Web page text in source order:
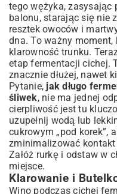
tego wężyka, zasysając
balonu, starając się nie
resztek owoców i
dna. To ważny moment,
klarowność trunku.
etap fermentacji cichej.
znacznie dłużej, nawet
Pytanie, jak długo
śliwek, nie ma jednej
cierpliwość jest tu
uzupełnij wodą lub
cukrowym „pod korek”,
zminimalizować
Załóż rurkę i odstaw w
miejsce.
Klarowanie i
Wino podczas cichej